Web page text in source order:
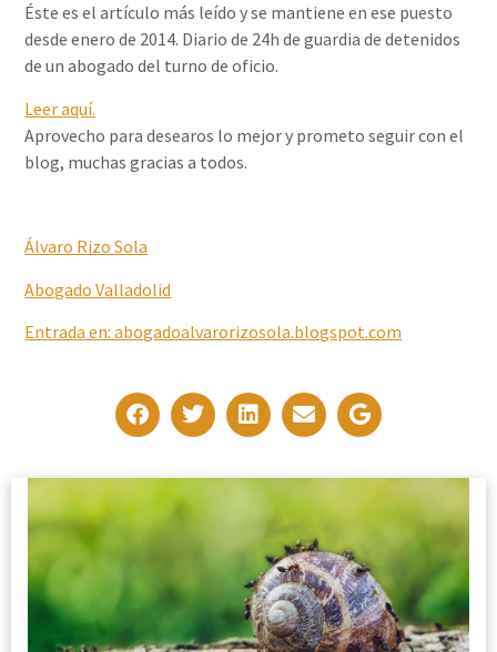
Éste es el artículo más leído y se mantiene en ese puesto
desde enero de 2014. Diario de 24h de guardia de detenidos
de un abogado del turno de oficio.
Leer aquí.
Aprovecho para desearos lo mejor y prometo seguir con el
blog, muchas gracias a todos.
Álvaro Rizo Sola
Abogado Valladolid
Entrada en: abogadoalvarorizosola.blogspot.com